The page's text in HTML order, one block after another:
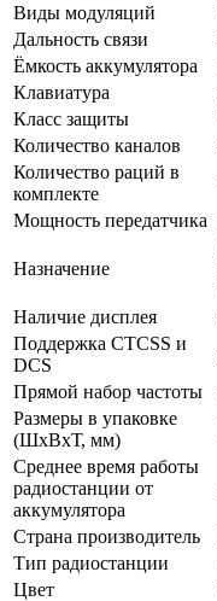
Виды модуляций
Дальность связи
Ёмкость аккумулятора
Клавиатура
Класс защиты
Количество каналов
Количество раций в
комплекте
Мощность передатчика
Назначение
Наличие дисплея
Поддержка CTCSS и
DCS
Прямой набор частоты
Размеры в упаковке
(ШxВxТ, мм)
Среднее время работы
радиостанции от
аккумулятора
Страна производитель
Тип радиостанции
Цвет